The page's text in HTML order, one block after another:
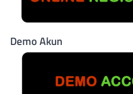
Demo Akun